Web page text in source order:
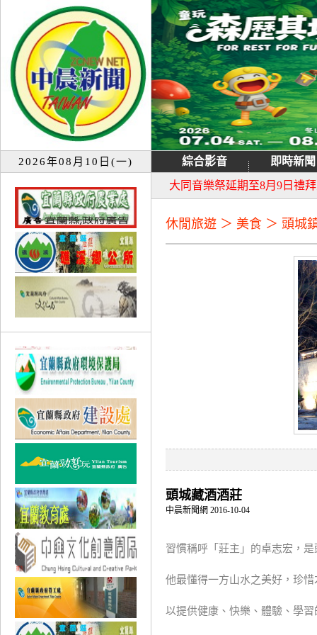
2026年08月10日(一) 綜合影音 即時新聞
宜蘭童玩節7月13日重新開園
大同音樂祭延期至8月9日禮
休閒旅遊 ＞ 美食 ＞ 頭城
頭城藏酒酒莊
中晨新聞網 2016-10-04
習慣稱呼「莊主」的卓志宏，
他最懂得一方山水之美好，珍
以提供健康、快樂、體驗、學習